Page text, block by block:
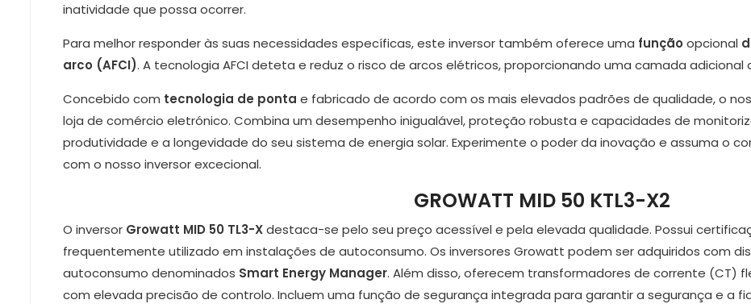
inatividade que possa ocorrer.
Para melhor responder às suas necessidades específicas, este inversor também oferece uma função opcional
arco (AFCI). A tecnologia AFCI deteta e reduz o risco de arcos elétricos, proporcionando uma camada adicional
Concebido com tecnologia de ponta e fabricado de acordo com os mais elevados padrões de qualidade, o
loja de comércio eletrónico. Combina um desempenho inigualável, proteção robusta e capacidades de
produtividade e a longevidade do seu sistema de energia solar. Experimente o poder da inovação e assuma o
com o nosso inversor excecional.
GROWATT MID 50 KTL3-X2
O inversor Growatt MID 50 TL3-Xdestaca-se pelo seu preço acessível e pela elevada qualidade. Possui
frequentemente utilizado em instalações de autoconsumo. Os inversores Growatt podem ser adquiridos com
autoconsumo denominados Smart Energy Manager. Além disso, oferecem transformadores de corrente (CT)
com elevada precisão de controlo. Incluem uma função de segurança integrada para garantir a segurança e a